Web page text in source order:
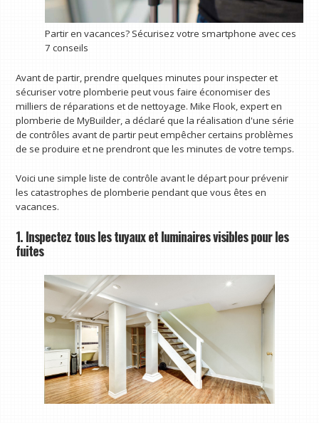
Partir en vacances? Sécurisez votre smartphone avec ces
7 conseils
Avant de partir, prendre quelques minutes pour inspecter et
sécuriser votre plomberie peut vous faire économiser des
milliers de réparations et de nettoyage. Mike Flook, expert en
plomberie de MyBuilder, a déclaré que la réalisation d'une série
de contrôles avant de partir peut empêcher certains problèmes
de se produire et ne prendront que les minutes de votre temps.
Voici une simple liste de contrôle avant le départ pour prévenir
les catastrophes de plomberie pendant que vous êtes en
vacances.
1. Inspectez tous les tuyaux et luminaires visibles pour les
fuites